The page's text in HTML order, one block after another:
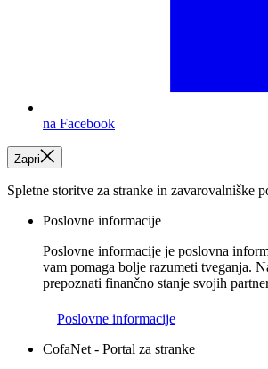
na Facebook
Zapri
Spletne storitve za stranke in zavarovalniške
Poslovne informacije
Poslovne informacije je poslovna
vam pomaga bolje razumeti tveganja.
prepoznati finančno stanje svojih
Poslovne informacije
CofaNet - Portal za stranke